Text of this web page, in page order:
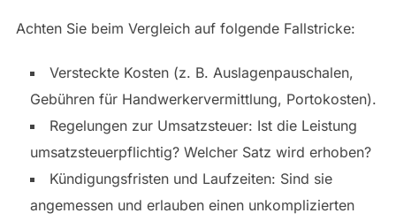
Achten Sie beim Vergleich auf folgende Fallstricke:
Versteckte Kosten (z. B. Auslagenpauschalen,
Gebühren für Handwerkervermittlung, Portokosten).
Regelungen zur Umsatzsteuer: Ist die Leistung
umsatzsteuerpflichtig? Welcher Satz wird erhoben?
Kündigungsfristen und Laufzeiten: Sind sie
angemessen und erlauben einen unkomplizierten